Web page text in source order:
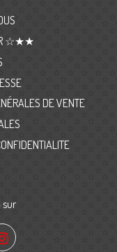
☆★★
DE VENTE
sur